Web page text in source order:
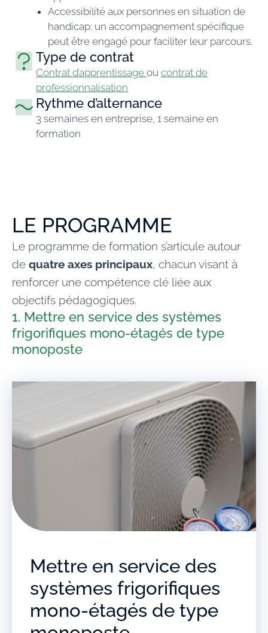
Accessibilité aux personnes en situation de
handicap: un accompagnement spécifique
peut être engagé pour faciliter leur parcours.
Type de contrat
Contrat d’apprentissage ou contrat de
professionnalisation
Rythme d’alternance
3 semaines en entreprise, 1 semaine en
formation
LE PROGRAMME
Le programme de formation s’articule autour
de quatre axes principaux, chacun visant à
renforcer une compétence clé liée aux
objectifs pédagogiques.
1. Mettre en service des systèmes
frigorifiques mono-étagés de type
monoposte
Mettre en service des
systèmes frigorifiques
mono-étagés de type